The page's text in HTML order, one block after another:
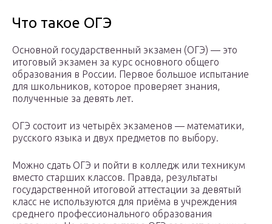
Что такое ОГЭ
Основной государственный экзамен (ОГЭ) — это
итоговый экзамен за курс основного общего
образования в России. Первое большое испытание
для школьников, которое проверяет знания,
полученные за девять лет.
ОГЭ состоит из четырёх экзаменов — математики,
русского языка и двух предметов по выбору.
Можно сдать ОГЭ и пойти в колледж или техникум
вместо старших классов. Правда, результаты
государственной итоговой аттестации за девятый
класс не используются для приёма в учреждения
среднего профессионального образования